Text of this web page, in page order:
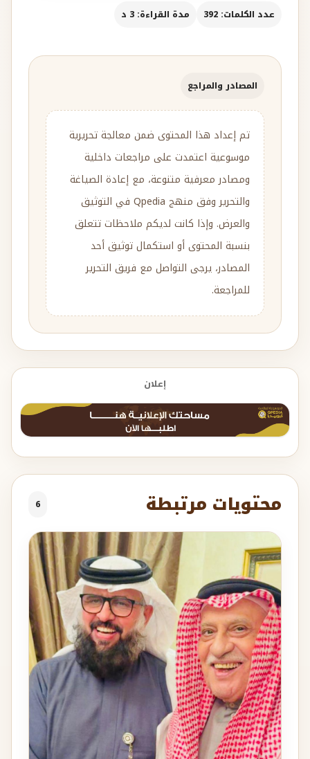
عدد الكلمات: 392 مدة القراءة: 3 د
المصادر والمراجع
تم إعداد هذا المحتوى ضمن معالجة تحريرية
موسوعية اعتمدت على مراجعات داخلية
ومصادر معرفية متنوعة، مع إعادة الصياغة
والتحرير وفق منهج Qpedia في التوثيق
والعرض. وإذا كانت لديكم ملاحظات تتعلق
بنسبة المحتوى أو استكمال توثيق أحد
المصادر، يرجى التواصل مع فريق التحرير
للمراجعة.
إعلان
محتويات مرتبطة 6